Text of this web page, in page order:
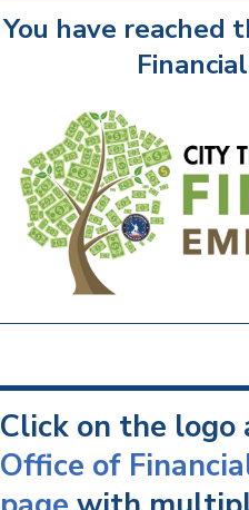
You have reached
Click on the logo
Office of